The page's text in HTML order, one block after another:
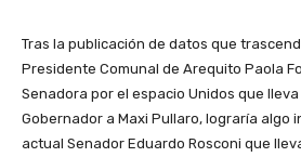
Tras la publicación de datos que
Presidente Comunal de Arequito Paola
Senadora por el espacio Unidos que
Gobernador a Maxi Pullaro, lograría algo
actual Senador Eduardo Rosconi que